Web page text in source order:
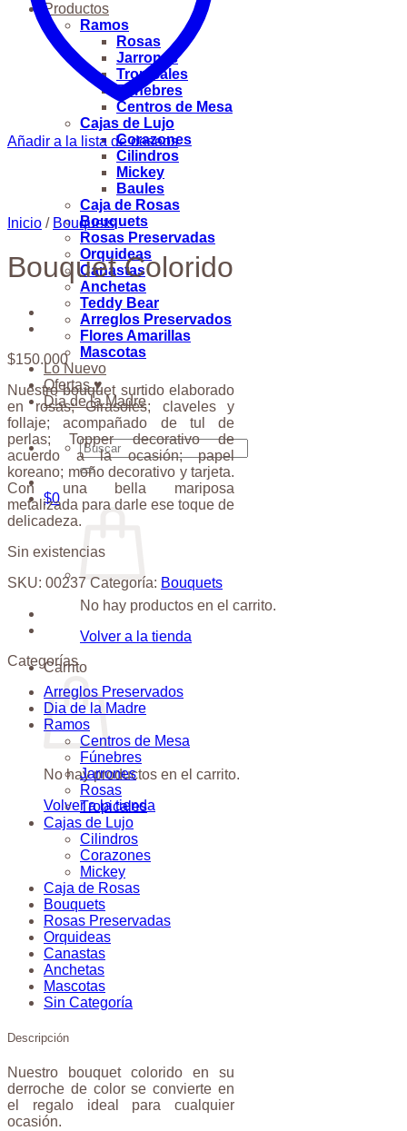
Productos
Ramos
Rosas
Jarrones
Tropicales
Fúnebres
Centros de Mesa
Cajas de Lujo
Corazones
Cilindros
Mickey
Baules
Caja de Rosas
Bouquets
Rosas Preservadas
Orquideas
Canastas
Anchetas
Teddy Bear
Arreglos Preservados
Flores Amarillas
Mascotas
Lo Nuevo
Ofertas ♥
Dia de la Madre
Buscar
por:
$0
No hay productos en el carrito.
Volver a la tienda
Carrito
No hay productos en el carrito.
Volver a la tienda
Añadir a la lista de deseos
Inicio / Bouquets
Bouquet Colorido
$150.000
Nuestro bouquet surtido elaborado
en rosas; Girasoles; claveles y
follaje; acompañado de tul de
perlas; Topper decorativo de
acuerdo a la ocasión; papel
koreano; moño decorativo y tarjeta.
Con una bella mariposa
metalizada para darle ese toque de
delicadeza.
Sin existencias
SKU: 00237 Categoría: Bouquets
Categorías
Arreglos Preservados
Dia de la Madre
Ramos
Centros de Mesa
Fúnebres
Jarrones
Rosas
Tropicales
Cajas de Lujo
Cilindros
Corazones
Mickey
Caja de Rosas
Bouquets
Rosas Preservadas
Orquideas
Canastas
Anchetas
Mascotas
Sin Categoría
Descripción
Nuestro bouquet colorido en su
derroche de color se convierte en
el regalo ideal para cualquier
ocasión.